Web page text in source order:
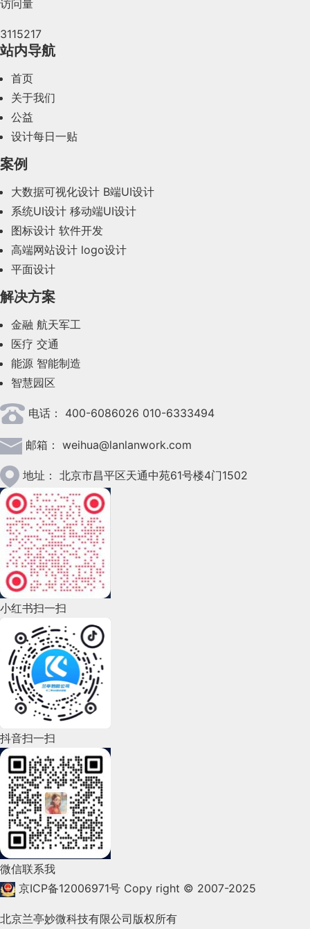
2024年4月(44)
2024年2月(58)
2023年10月(14)
2023年8月(88)
2023年7月(62)
2023年6月(58)
2023年5月(28)
2023年4月(47)
2023年3月(37)
2023年2月(90)
2023年1月(78)
2022年12月(45)
2022年11月(69)
2022年10月(51)
2022年9月(135)
2022年8月(60)
2022年7月(111)
2022年6月(162)
2022年5月(143)
2022年4月(86)
2022年3月(119)
2022年2月(53)
2022年1月(99)
2021年12月(105)
访问量
3115217
站内导航
首页
关于我们
公益
设计每日一贴
案例
大数据可视化设计 B端UI设计
系统UI设计 移动端UI设计
图标设计 软件开发
高端网站设计 logo设计
平面设计
解决方案
金融 航天军工
医疗 交通
能源 智能制造
智慧园区
电话： 400-6086026 010-6333494
邮箱： weihua@lanlanwork.com
地址： 北京市昌平区天通中苑61号楼4门1502
小红书扫一扫
抖音扫一扫
微信联系我
京ICP备12006971号 Copy right © 2007-2025
北京兰亭妙微科技有限公司版权所有